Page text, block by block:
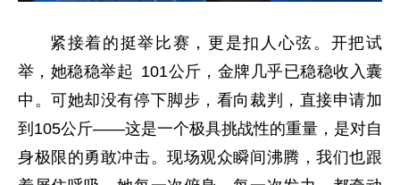
紧接着的挺举比赛，更是扣人心弦。开把试
举，她稳稳举起 101公斤，金牌几乎已稳稳收入囊
中。可她却没有停下脚步，看向裁判，直接申请加
到105公斤——这是一个极具挑战性的重量，是对自
身极限的勇敢冲击。现场观众瞬间沸腾，我们也跟